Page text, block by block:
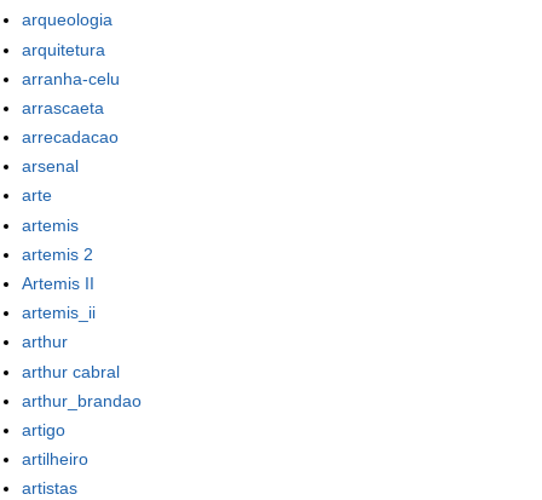
arqueologia
arquitetura
arranha-celu
arrascaeta
arrecadacao
arsenal
arte
artemis
artemis 2
Artemis II
artemis_ii
arthur
arthur cabral
arthur_brandao
artigo
artilheiro
artistas